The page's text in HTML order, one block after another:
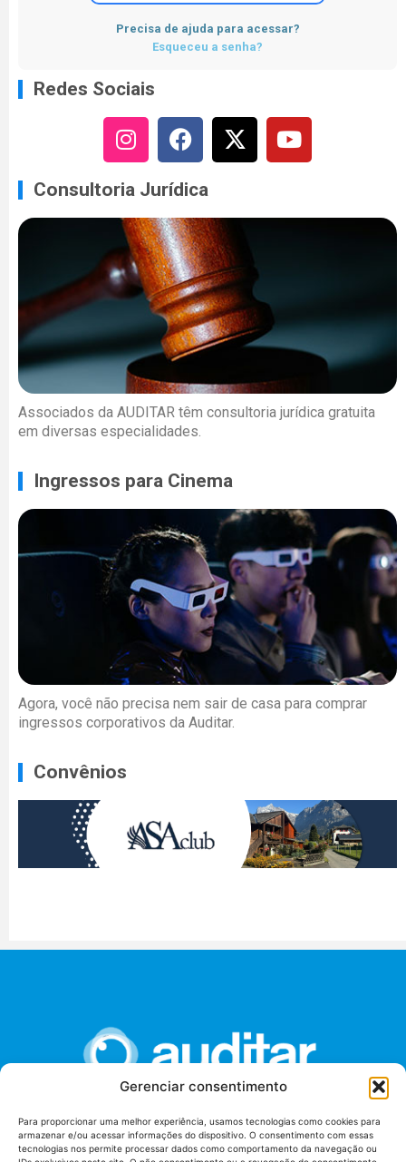
Gerenciar consentimento
Para proporcionar uma melhor experiência, usamos tecnologias como cookies para
armazenar e/ou acessar informações do dispositivo. O consentimento com essas
tecnologias nos permite processar dados como comportamento da navegação ou
Precisa de ajuda para acessar?
Esqueceu a senha?
Redes Sociais
Consultoria Jurídica
Associados da AUDITAR têm consultoria jurídica gratuita
em diversas especialidades.
Ingressos para Cinema
Agora, você não precisa nem sair de casa para comprar
ingressos corporativos da Auditar.
Convênios
União dos Auditores Federais de Controle Externo -
AUDITAR